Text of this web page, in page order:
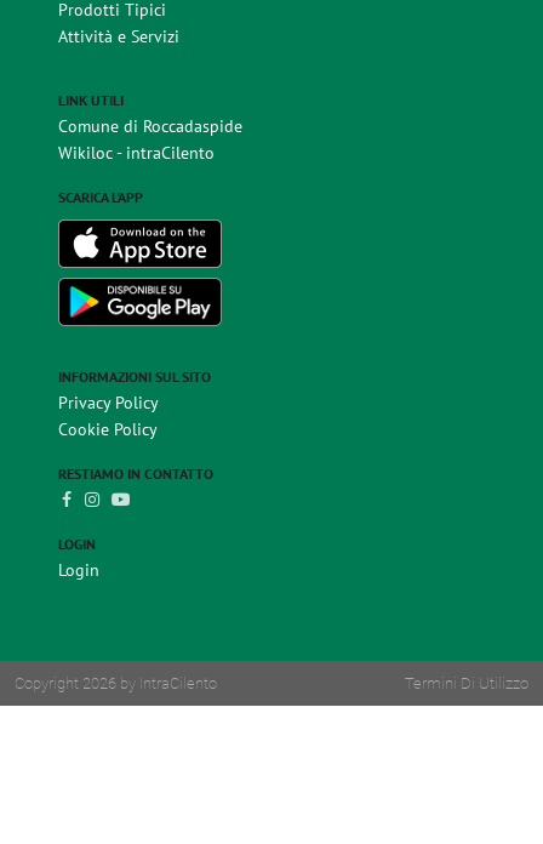
Prodotti Tipici
Attività e Servizi
LINK UTILI
Comune di Roccadaspide
Wikiloc - intraCilento
SCARICA L'APP
INFORMAZIONI SUL SITO
Privacy Policy
Cookie Policy
RESTIAMO IN CONTATTO
LOGIN
Login
Termini Di Utilizzo
Copyright 2026 by IntraCilento